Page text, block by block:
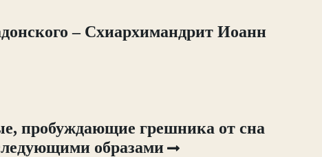
– Схиархимандрит Иоанн
пробуждающие грешника от сна
образами